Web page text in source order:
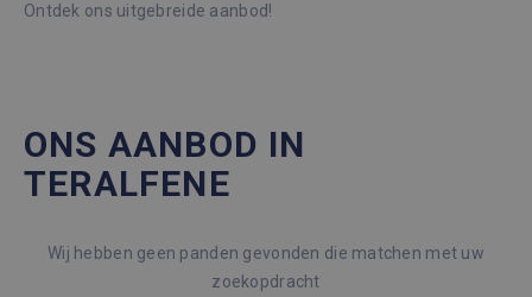
Ontdek ons uitgebreide aanbod!
ONS AANBOD IN
TERALFENE
Wij hebben geen panden gevonden die matchen met uw
zoekopdracht